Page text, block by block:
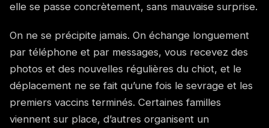
elle se passe concrètement, sans mauvaise surprise.
On ne se précipite jamais. On échange longuement
par téléphone et par messages, vous recevez des
photos et des nouvelles régulières du chiot, et le
déplacement ne se fait qu’une fois le sevrage et les
premiers vaccins terminés. Certaines familles
viennent sur place, d’autres organisent un